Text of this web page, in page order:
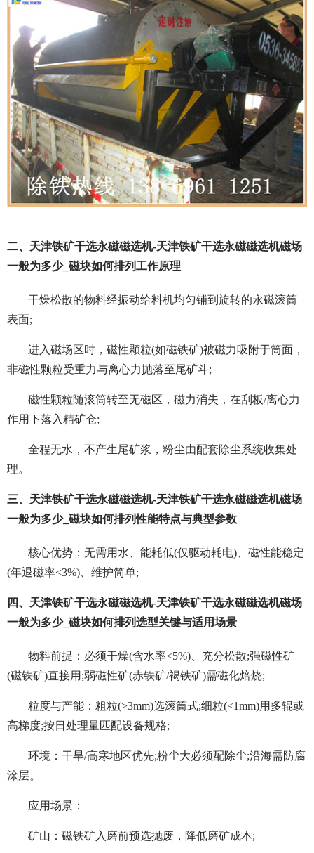
二、天津铁矿干选永磁磁选机-天津铁矿干选永磁磁选机磁场
一般为多少_磁块如何排列工作原理
干燥松散的物料经振动给料机均匀铺到旋转的永磁滚筒
表面;
进入磁场区时，磁性颗粒(如磁铁矿)被磁力吸附于筒面，
非磁性颗粒受重力与离心力抛落至尾矿斗;
磁性颗粒随滚筒转至无磁区，磁力消失，在刮板/离心力
作用下落入精矿仓;
全程无水，不产生尾矿浆，粉尘由配套除尘系统收集处
理。
三、天津铁矿干选永磁磁选机-天津铁矿干选永磁磁选机磁场
一般为多少_磁块如何排列性能特点与典型参数
核心优势：无需用水、能耗低(仅驱动耗电)、磁性能稳定
(年退磁率<3%)、维护简单;
四、天津铁矿干选永磁磁选机-天津铁矿干选永磁磁选机磁场
一般为多少_磁块如何排列选型关键与适用场景
物料前提：必须干燥(含水率<5%)、充分松散;强磁性矿
(磁铁矿)直接用;弱磁性矿(赤铁矿/褐铁矿)需磁化焙烧;
粒度与产能：粗粒(>3mm)选滚筒式;细粒(<1mm)用多辊或
高梯度;按日处理量匹配设备规格;
环境：干旱/高寒地区优先;粉尘大必须配除尘;沿海需防腐
涂层。
应用场景：
矿山：磁铁矿入磨前预选抛废，降低磨矿成本;